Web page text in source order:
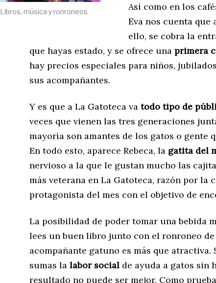
Libros, música y ronroneos
Así como en los
Eva nos cuenta que
ello, se cobra la
que hayas estado, y se ofrece una primera
hay precios especiales para niños,
sus acompañantes.
Y es que a La Gatoteca va todo tipo de
veces que vienen las tres generaciones
mayoría son amantes de los gatos o gente
En todo esto, aparece Rebeca, la gatita del
nervioso a la que le gustan mucho las
más veterana en La Gatoteca, razón por la
protagonista del mes con el objetivo de
La posibilidad de poder tomar una bebida
lees un buen libro junto con el ronroneo
acompañante gatuno es más que atractiva.
sumas la labor social de ayuda a gatos sin
resultado no puede ser mejor. Como